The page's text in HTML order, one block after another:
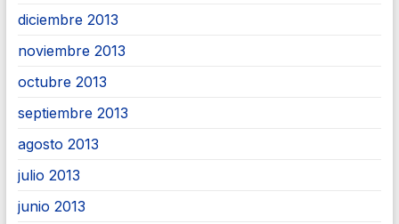
diciembre 2013
noviembre 2013
octubre 2013
septiembre 2013
agosto 2013
julio 2013
junio 2013